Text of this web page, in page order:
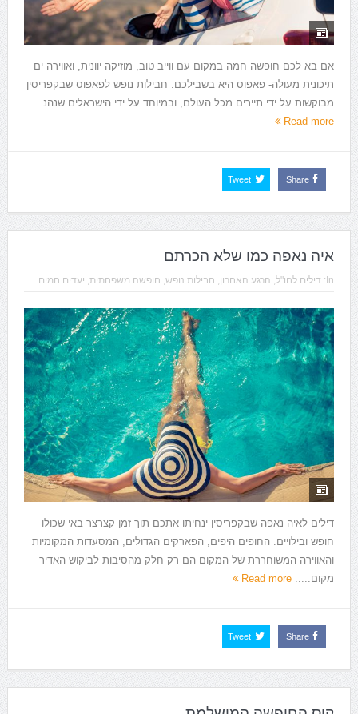
אם בא לכם חופשה חמה במקום עם ווייב טוב, מוזיקה יוונית, ואווירה ים
תיכונית מעולה- פאפוס היא בשבילכם. חבילות נופש לפאפוס שבקפריסין
מבוקשות על ידי תיירים מכל העולם, ובמיוחד על ידי הישראלים שנהנ...
Read more
Share
Tweet
איה נאפה כמו שלא הכרתם
In: דילים לחו"ל, הרגע האחרון, חבילות נופש, חופשה משפחתית, יעדים חמים
דילים לאיה נאפה שבקפריסין ינחיתו אתכם תוך זמן קצרצר באי שכולו
חופש ובילויים. החופים היפים, הפארקים הגדולים, המסעדות המקומיות
והאווירה המשוחררת של המקום הם רק חלק מהסיבות לביקוש האדיר
מקום..... Read more
Share
Tweet